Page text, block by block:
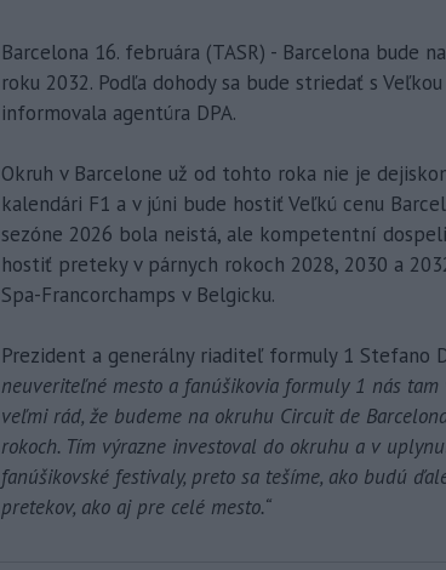
Barcelona 16. februára (TASR) - Barcelona bude
roku 2032. Podľa dohody sa bude striedať s
informovala agentúra DPA.
Okruh v Barcelone už od tohto roka nie je
kalendári F1 a v júni bude hostiť Veľkú cenu
sezóne 2026 bola neistá, ale kompetentní
hostiť preteky v párnych rokoch 2028, 2030 a
Spa-Francorchamps v Belgicku.
Prezident a generálny riaditeľ formuly 1 Stefano
neuveriteľné mesto a fanúšikovia formuly 1 nás
veľmi rád, že budeme na okruhu Circuit de
rokoch. Tím výrazne investoval do okruhu a v
fanúšikovské festivaly, preto sa tešíme, ako budú
pretekov, ako aj pre celé mesto.“